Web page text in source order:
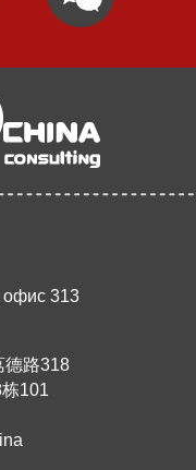
313
德路318
101